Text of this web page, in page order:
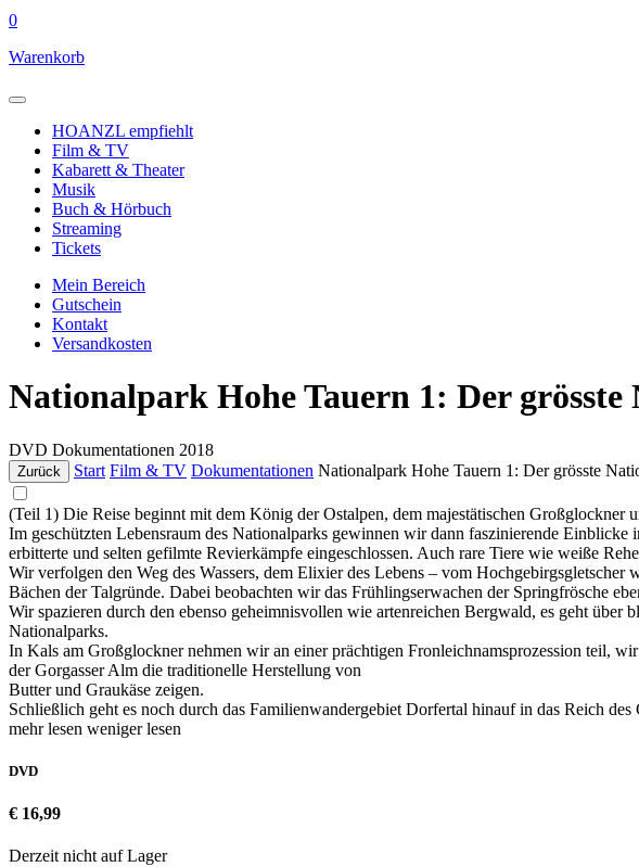
0
Warenkorb
HOANZL empfiehlt
Film & TV
Kabarett & Theater
Musik
Buch & Hörbuch
Streaming
Tickets
Mein Bereich
Gutschein
Kontakt
Versandkosten
Nationalpark Hohe Tauern 1: Der
DVD Dokumentationen 2018
Zurück Start Film & TV Dokumentationen Nationalpark Hohe Tauern 1: Der grösste
(Teil 1) Die Reise beginnt mit dem König der Ostalpen, dem majestätischen Großglockner
Im geschützten Lebensraum des Nationalparks gewinnen wir dann faszinierende
erbitterte und selten gefilmte Revierkämpfe eingeschlossen. Auch rare Tiere wie weiße
Wir verfolgen den Weg des Wassers, dem Elixier des Lebens – vom
Bächen der Talgründe. Dabei beobachten wir das Frühlingserwachen der Springfrösche
Wir spazieren durch den ebenso geheimnisvollen wie artenreichen Bergwald, es geht
Nationalparks.
In Kals am Großglockner nehmen wir an einer prächtigen Fronleichnamsprozession teil,
der Gorgasser Alm die traditionelle Herstellung von
Butter und Graukäse zeigen.
Schließlich geht es noch durch das Familienwandergebiet Dorfertal hinauf in das Reich
mehr lesen weniger lesen
DVD
€ 16,99
Derzeit nicht auf Lager